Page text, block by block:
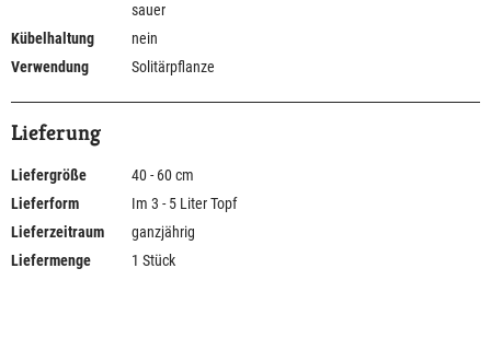
sauer
Kübelhaltung
nein
Verwendung
Solitärpflanze
Lieferung
Liefergröße
40 - 60 cm
Lieferform
Im 3 - 5 Liter Topf
Lieferzeitraum
ganzjährig
Liefermenge
1 Stück